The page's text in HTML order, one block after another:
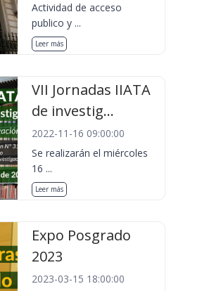
Actividad de acceso
publico y ...
Leer más
VII Jornadas IIATA
de investig...
2022-11-16 09:00:00
Se realizarán el miércoles
16 ...
Leer más
Expo Posgrado
2023
2023-03-15 18:00:00